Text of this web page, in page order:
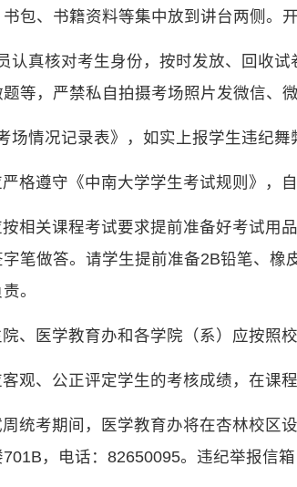
包、书籍资料等集中放到讲台两侧。
认真核对考生身份，按时发放、回收
等，严禁私自拍摄考场照片发微信、微
场情况记录表》，如实上报学生违纪舞
格遵守《中南大学学生考试规则》，
相关课程考试要求提前准备好考试用
笔做答。请学生提前准备2B铅笔、
。
、医学教育办和各学院（系）应按照
观、公正评定学生的考核成绩，在课
统考期间，医学教育办将在杏林校区
，电话：82650095。违纪举报信箱